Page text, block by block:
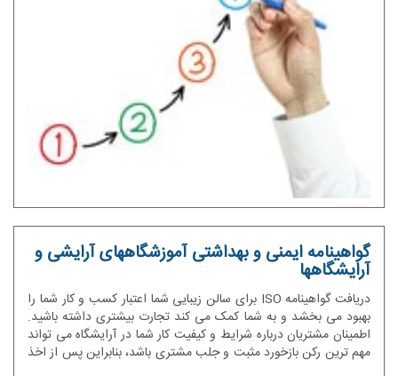
گواهینامه ایمنی و بهداشتی آموزشگاههای آرایشی و
آرایشگاهها
دریافت گواهینامه ISO برای سالن زیبایی شما اعتبار کسب و کار شما را
بهبود می بخشد و به شما کمک می کند تجارت بیشتری داشته باشید.
اطمینان مشتریان درباره شرایط و کیفیت کار شما در آرایشگاه می تواند
مهم ترین رکن بازخورد مثبت و جلب مشتری باشد، بنابراین پس از اخذ